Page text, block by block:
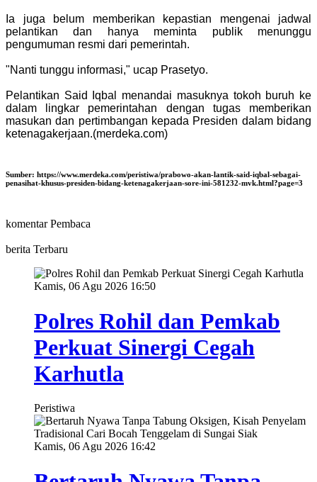
Ia juga belum memberikan kepastian mengenai jadwal
pelantikan dan hanya meminta publik menunggu
pengumuman resmi dari pemerintah.
"Nanti tunggu informasi," ucap Prasetyo.
Pelantikan Said Iqbal menandai masuknya tokoh buruh ke
dalam lingkar pemerintahan dengan tugas memberikan
masukan dan pertimbangan kepada Presiden dalam bidang
ketenagakerjaan.(merdeka.com)
Sumber: https://www.merdeka.com/peristiwa/prabowo-akan-lantik-said-iqbal-sebagai-
penasihat-khusus-presiden-bidang-ketenagakerjaan-sore-ini-581232-mvk.html?page=3
komentar Pembaca
berita Terbaru
Kamis, 06 Agu 2026 16:50
Polres Rohil dan Pemkab
Perkuat Sinergi Cegah
Karhutla
Peristiwa
Kamis, 06 Agu 2026 16:42